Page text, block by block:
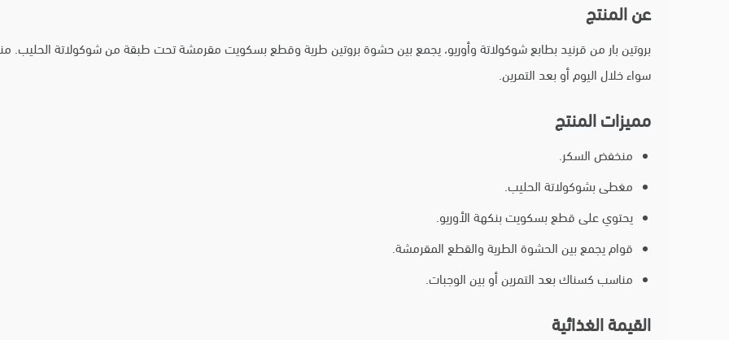
عن المنتج
بروتين بار من قرنيد بطابع شوكولاتة وأوريو، يجمع بين حشوة بروتين طرية وقطع بسكويت مقرمشة تحت طبقة من شوكولاتة
سواء خلال اليوم أو بعد التمرين.
مميزات المنتج
منخفض السكر.
مغطى بشوكولاتة الحليب.
يحتوي على قطع بسكويت بنكهة الأوريو.
قوام يجمع بين الحشوة الطرية والقطع المقرمشة.
مناسب كسناك بعد التمرين أو بين الوجبات.
القيمة الغذائية